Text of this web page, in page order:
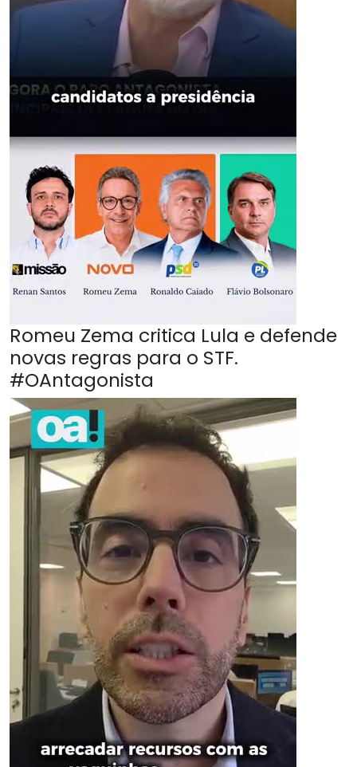
Romeu Zema critica Lula e defende
novas regras para o STF.
#OAntagonista